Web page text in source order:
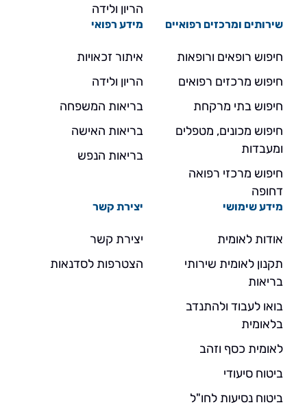
הריון ולידה
שירותים ומרכזים רפואיים
חיפוש רופאים ורופאות
חיפוש מרכזים רפואים
חיפוש בתי מרקחת
חיפוש מכונים, מטפלים
ומעבדות
חיפוש מרכזי רפואה
דחופה
מידע רפואי
איתור זכאויות
הריון ולידה
בריאות המשפחה
בריאות האישה
בריאות הנפש
מידע שימושי
אודות לאומית
תקנון לאומית שירותי
בריאות
בואו לעבוד ולהתנדב
בלאומית
לאומית כסף וזהב
ביטוח סיעודי
ביטוח נסיעות לחו"ל
יצירת קשר
יצירת קשר
הצטרפות לסדנאות